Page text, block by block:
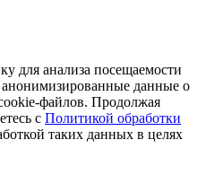
для анализа посещаемости
анонимизированные данные о
файлов. Продолжая
с Политикой обработки
таких данных в целях